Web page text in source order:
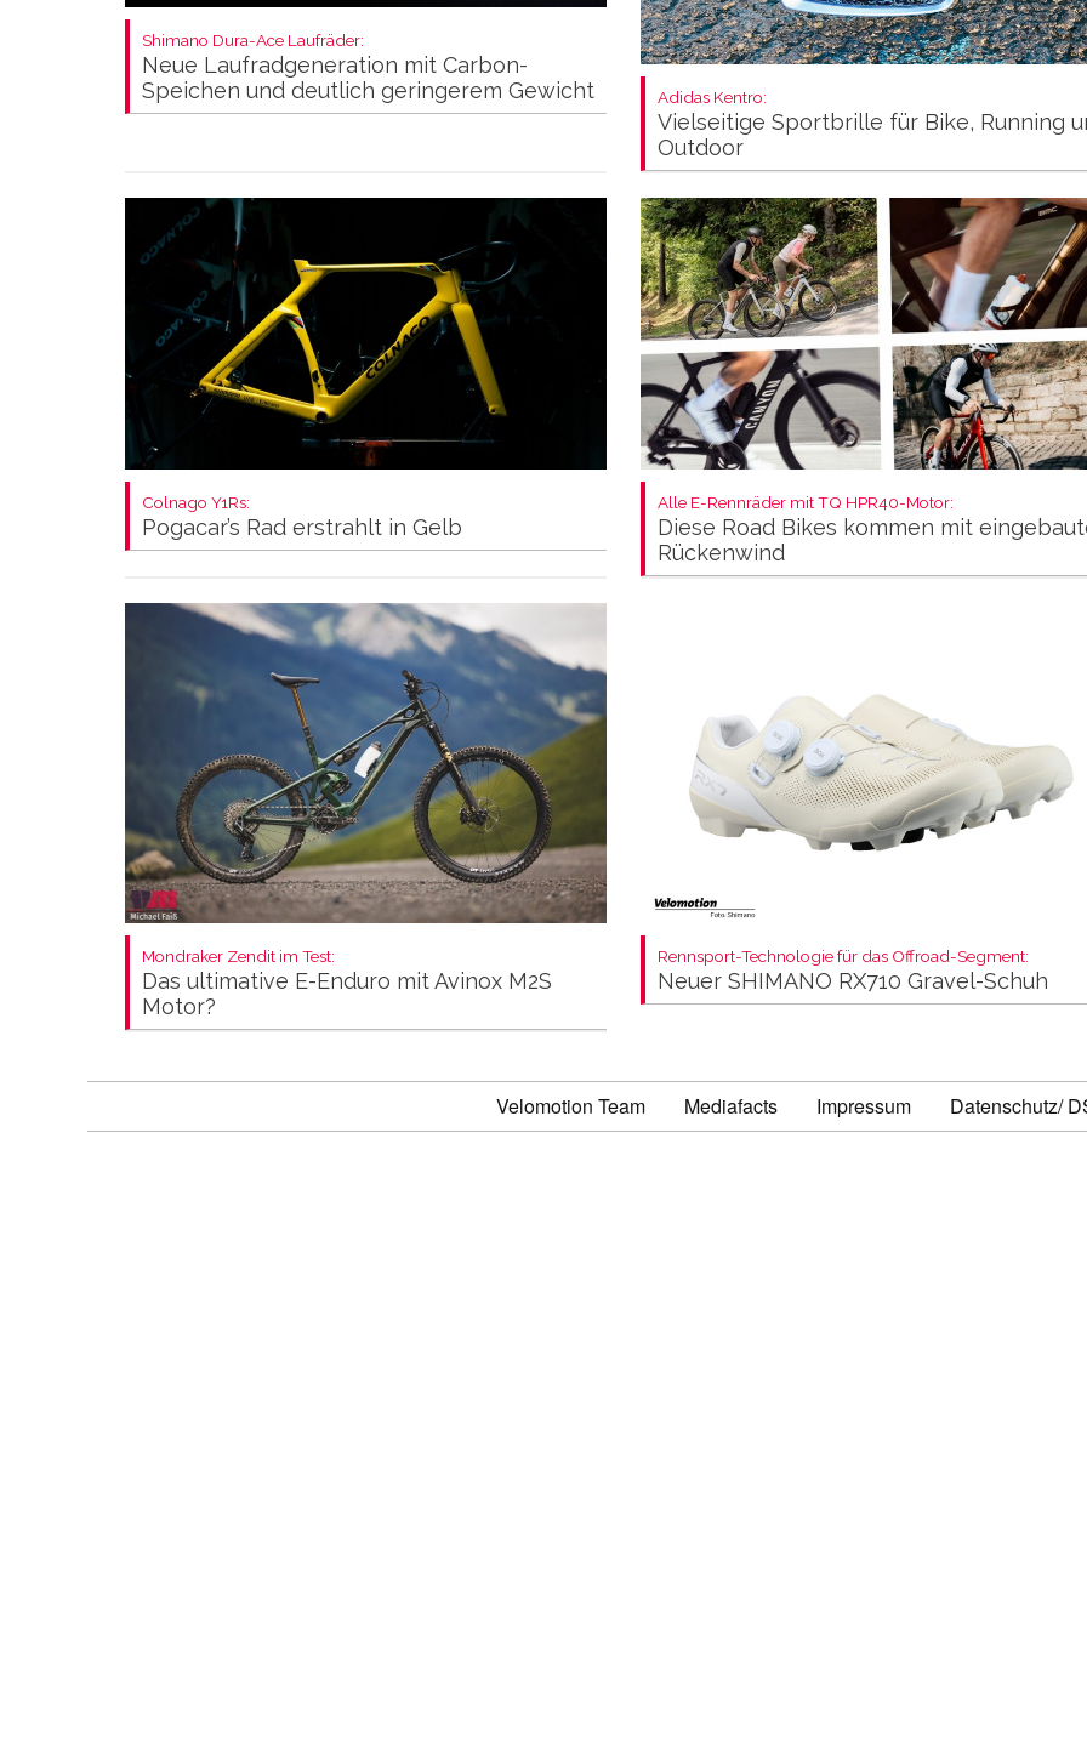
Shimano Dura-Ace Laufräder:
Neue Laufradgeneration mit Carbon-
Speichen und deutlich geringerem Gewicht
Adidas Kentro:
Vielseitige Sportbrille für Bike, Running
Outdoor
Colnago Y1Rs:
Pogacar’s Rad erstrahlt in Gelb
Alle E-Rennräder mit TQ HPR40-Motor:
Diese Road Bikes kommen mit
Rückenwind
Mondraker Zendit im Test:
Das ultimative E-Enduro mit Avinox M2S
Motor?
Rennsport-Technologie für das Offroad-Segment:
Neuer SHIMANO RX710 Gravel-Schuh
Velomotion Team Mediafacts Impressum Datenschutz/